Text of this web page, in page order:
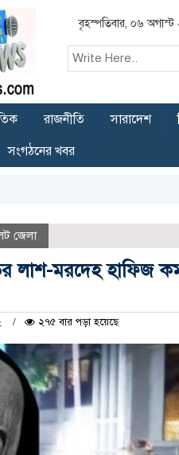
বৃহস্পতিবার, ০৬ অগাস্ট
রাজনীতি সারাদেশ
সংগঠনের খবর
জেলা
লাশ-মরদেহ হাফিজ
২৭৫ বার পড়া হয়েছে